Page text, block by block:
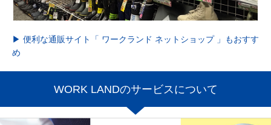
▶ 便利な通販サイト「 ワークランド ネットショップ 」もおすす
め
WORK LANDのサービスについて